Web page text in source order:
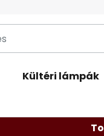
Kültéri lámpák